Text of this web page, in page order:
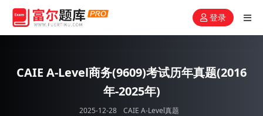
登录
CAIE A-Level商务(9609)考试历年真题(2016
年-2025年)
2025-12-28 CAIE A-Level真题